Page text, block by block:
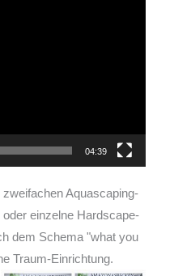
04:39
Aquascaping-
einzelne Hardscape-
dem Schema "what you
Traum-Einrichtung.